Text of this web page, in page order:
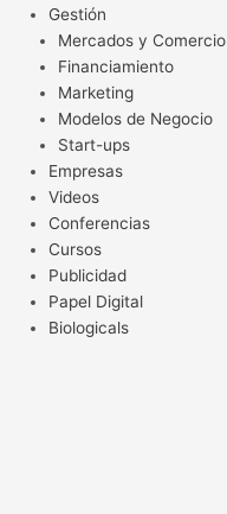
Gestión
Mercados y Comercio
Financiamiento
Marketing
Modelos de Negocio
Start-ups
Empresas
Videos
Conferencias
Cursos
Publicidad
Papel Digital
Biologicals